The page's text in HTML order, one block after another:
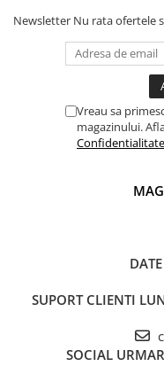
Newsletter Nu rata ofertele
Vreau sa
magazinului.
Confidentialitate
SUPORT CLIENTI
SOCIAL